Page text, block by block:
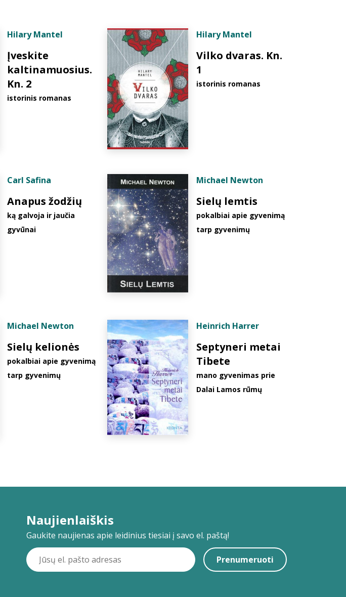
Hilary Mantel
Įveskite
kaltinamuosius.
Kn. 2
istorinis romanas
Hilary Mantel
Vilko dvaras. Kn.
1
istorinis romanas
Carl Safina
Anapus žodžių
ką galvoja ir jaučia
gyvūnai
Michael Newton
Sielų lemtis
pokalbiai apie gyvenimą
tarp gyvenimų
Michael Newton
Sielų kelionės
pokalbiai apie gyvenimą
tarp gyvenimų
Heinrich Harrer
Septyneri metai
Tibete
mano gyvenimas prie
Dalai Lamos rūmų
Naujienlaiškis
Gaukite naujienas apie leidinius tiesiai į savo el. paštą!
Prenumeruoti